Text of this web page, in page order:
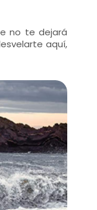
no te dejará
aquí,